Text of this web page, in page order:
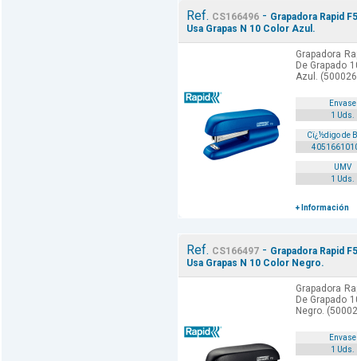
Ref. CS166496- Grapadora Rapid
Usa Grapas N 10 Color Azul.
Grapadora
De Grapado
Azul.
Envase
1 Uds.
Cï¿½digo de
UMV
1 Uds.
+ Información
Ref. CS166497- Grapadora Rapid
Usa Grapas N 10 Color Negro.
Grapadora
De Grapado
Negro.
Envase
1 Uds.